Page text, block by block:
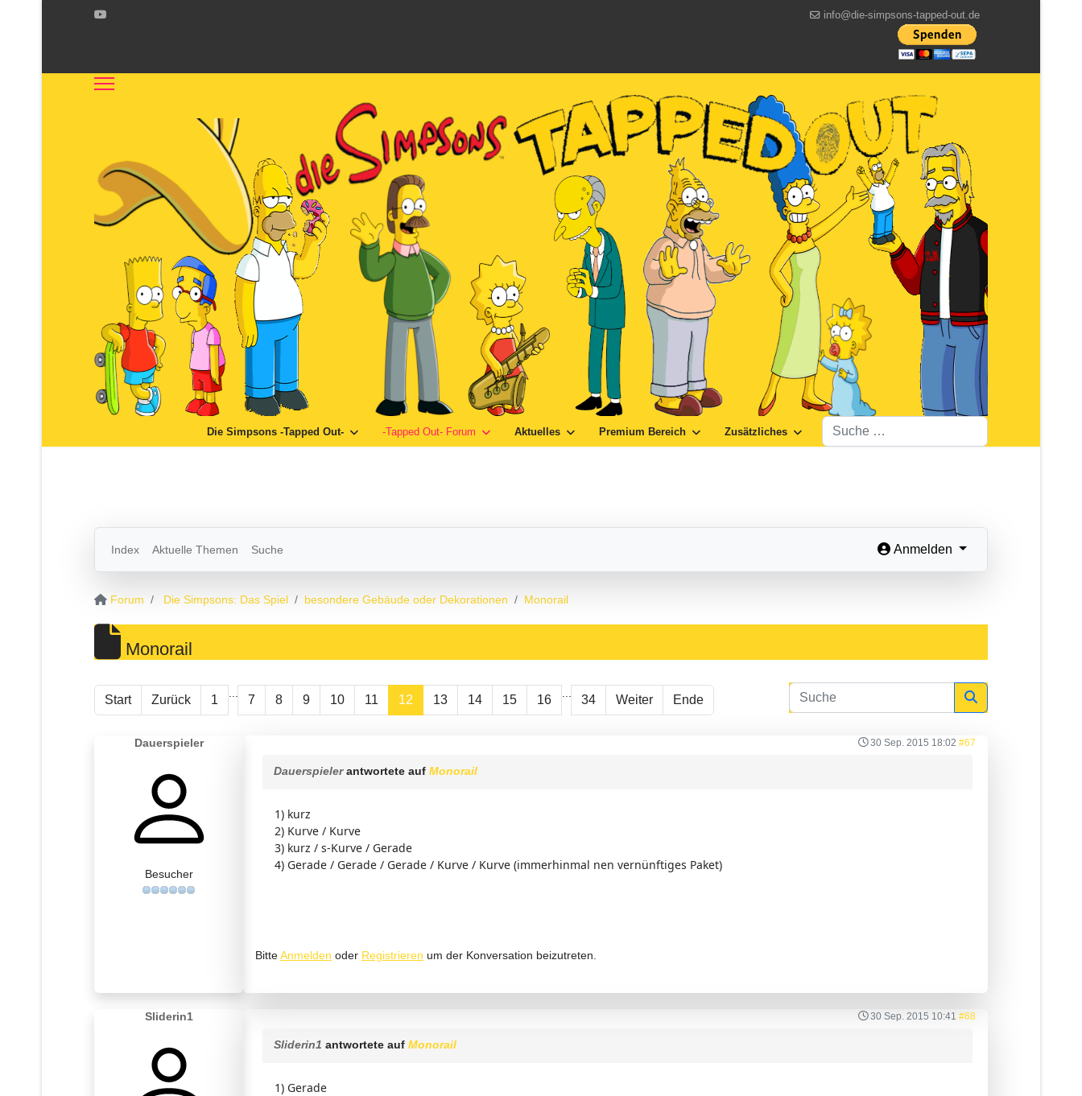
info@die-simpsons-tapped-out.de
Die Simpsons -Tapped Out- -Tapped Out- Forum Aktuelles Premium Bereich Zusätzliches
Suchen
Index Aktuelle Themen Suche Anmelden
Forum Die Simpsons: Das Spiel besondere Gebäude oder Dekorationen Monorail
Monorail
Start Zurück 1 7 8 9 10 11 12 13 14 15 16 34 Weiter Ende
Dauerspieler
Besucher
30 Sep. 2015 18:02 #67
Dauerspielerantwortete auf Monorail
1) kurz
2) Kurve / Kurve
3) kurz / s-Kurve / Gerade
4) Gerade / Gerade / Gerade / Kurve / Kurve (immerhinmal nen vernünftiges Paket)
BitteAnmelden oder Registrieren um der Konversation beizutreten.
Sliderin1 30 Sep. 2015 10:41 #68
Sliderin1 antwortete auf Monorail
1) Gerade